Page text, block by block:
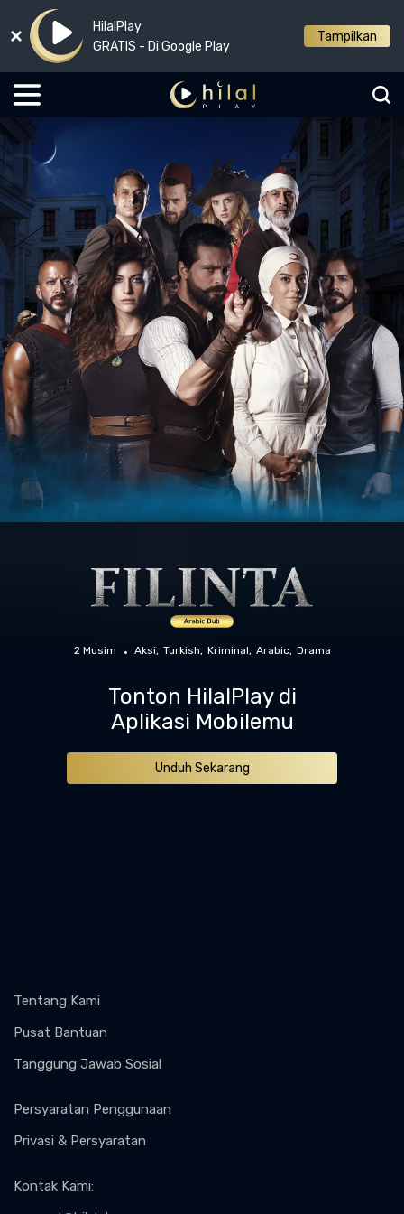
HilalPlay
GRATIS - Di Google Play
Tampilkan
2 Musim Aksi Turkish Kriminal Arabic Drama
Tonton HilalPlay di
Aplikasi Mobilemu
Unduh Sekarang
Tentang Kami
Pusat Bantuan
Tanggung Jawab Sosial
Persyaratan Penggunaan
Privasi & Persyaratan
Kontak Kami: